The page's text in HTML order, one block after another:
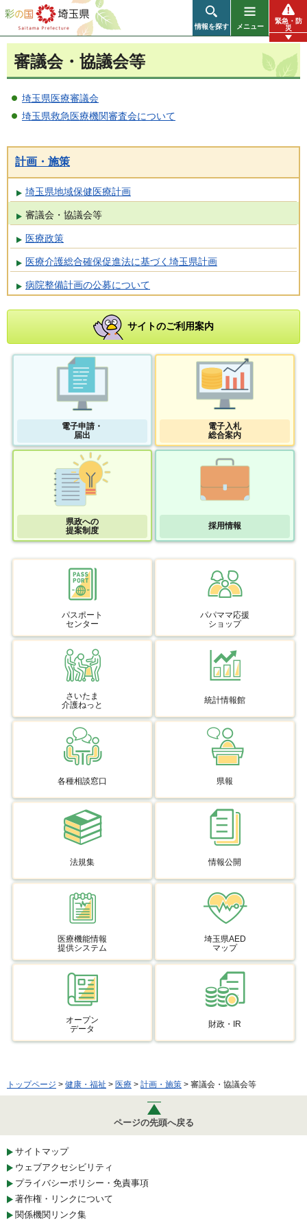
彩の国 埼玉県
情報を探す メニュー
緊急・防
災
審議会・協議会等
埼玉県医療審議会
埼玉県救急医療機関審査会について
計画・施策
埼玉県地域保健医療計画
審議会・協議会等
医療政策
医療介護総合確保促進法に基づく埼玉県計画
病院整備計画の公募について
サイトのご利用案内
電子申請・
届出
電子入札
総合案内
県政への
提案制度
採用情報
パスポート
センター
パパママ応援
ショップ
さいたま
介護ねっと
統計情報館
各種相談窓口 県報
法規集 情報公開
医療機能情報
提供システム
埼玉県AED
マップ
オープン
データ
財政・IR
トップページ > 健康・福祉 > 医療 > 計画・施策 > 審議会・協議会等
ページの先頭へ戻る
サイトマップ
ウェブアクセシビリティ
プライバシーポリシー・免責事項
著作権・リンクについて
関係機関リンク集